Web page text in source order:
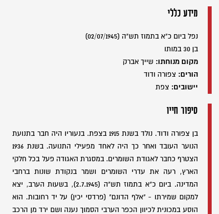
מידע כללי
נפל ביום כ"א בתמוז תש"ה (02/07/1945)
בן 30 במותו
מקום מנוחתו: שייך אברק
הורים: צפורה ודוד
יישובים: צפת
סיפור חייו
בן צפורה ודוד. נולד בשנת 1915 בצפת. בנעוריו היה חבר בתנועת
הנוער העובד ואחר כך היה לאחד מפעילי התנועה. בשנת 1936
הצטרף כחבר לאגודת השומרים. במסגרת האגודה פעל בכל חלקי
הארץ, רעה את עדרי השומרים ושמר בנקודת שונות ברחבי
המדינה. ביום כ"א בתמוז תש"ה (2.7.1945), בשעות הערב, יצא
למקום שמירתו - "אלף הדונם" (פרדסי יכין) על יד רחובות. הוא
הוסע במכונית לכיוון הכפר הערבי הסמוך נענה ושם ירד מן הרכב